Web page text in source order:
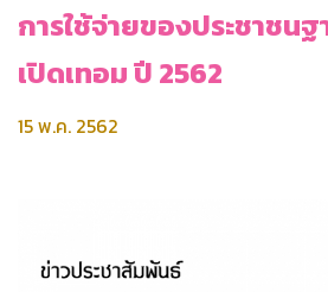
การใช้จ่ายของประชาชนฐ
เปิดเทอม ปี 2562
15 พ.ค. 2562